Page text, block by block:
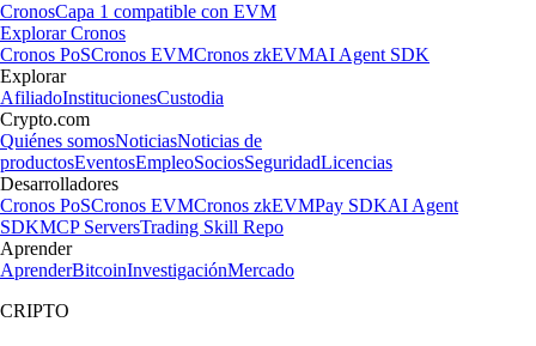
CronosCapa 1 compatible con EVM
Explorar Cronos
Cronos PoSCronos EVMCronos zkEVMAI Agent SDK
Explorar
AfiliadoInstitucionesCustodia
Crypto.com
Quiénes somosNoticiasNoticias de
productosEventosEmpleoSociosSeguridadLicencias
Desarrolladores
Cronos PoSCronos EVMCronos zkEVMPay SDKAI Agent
SDKMCP ServersTrading Skill Repo
Aprender
AprenderBitcoinInvestigaciónMercado
CRIPTO